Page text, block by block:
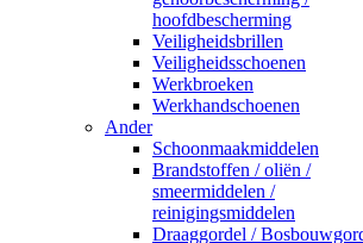
hoofdbescherming
Veiligheidsbrillen
Veiligheidsschoenen
Werkbroeken
Werkhandschoenen
Ander
Schoonmaakmiddelen
Brandstoffen / oliën /
smeermiddelen /
reinigingsmiddelen
Draaggordel /